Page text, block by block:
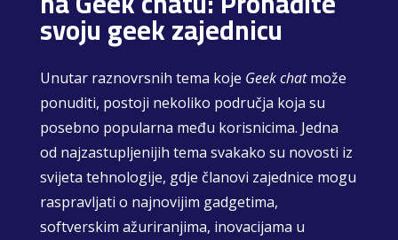
svoju geek zajednicu
Unutar raznovrsnih tema koje Geek chatmože
ponuditi, postoji nekoliko područja koja su
posebno popularna među korisnicima. Jedna
od najzastupljenijih tema svakako su novosti iz
svijeta tehnologije, gdje članovi zajednice mogu
raspravljati o najnovijim gadgetima,
softverskim ažuriranjima, inovacijama u